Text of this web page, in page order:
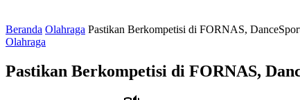
Beranda Olahraga Pastikan Berkompetisi di FORNAS,
Olahraga
Pastikan Berkompetisi di FORNAS,